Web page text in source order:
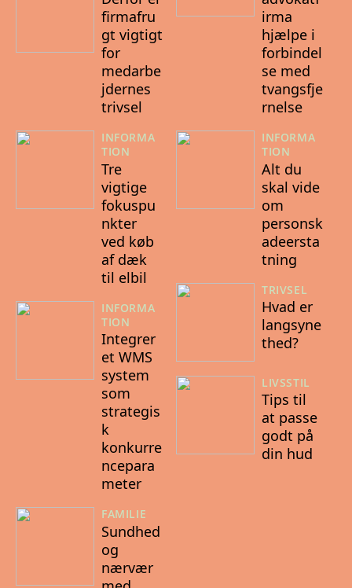
firmafru
gt vigtigt
for
medarbe
jdernes
trivsel
INFORMA
TION
Tre
vigtige
fokuspu
nkter
ved køb
af dæk
til elbil
INFORMA
TION
Integrer
et WMS
system
som
strategis
k
konkurre
ncepara
meter
FAMILIE
Sundhed
og
nærvær
irma
hjælpe i
forbindel
se med
tvangsfje
rnelse
INFORMA
TION
Alt du
skal vide
om
personsk
adeersta
tning
TRIVSEL
Hvad er
langsyne
thed?
LIVSSTIL
Tips til
at passe
godt på
din hud